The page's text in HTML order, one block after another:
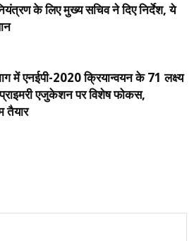
के लिए मुख्य सचिव ने दिए निर्देश, ये
में एनईपी-2020 क्रियान्वयन के 71 लक्ष्य
प्राइमरी एजुकेशन पर विशेष फोकस,
तैयार